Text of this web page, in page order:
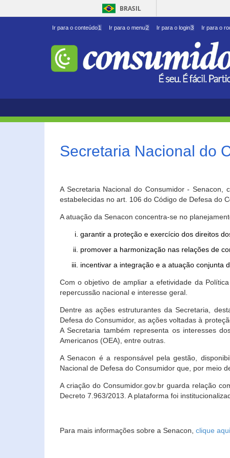
BRASIL
Ir para o conteúdo1 Ir para o menu2 Ir para o login3 Ir para o
Secretaria Nacional do
A Secretaria Nacional do Consumidor -
estabelecidas no art. 106 do Código de Defesa do
A atuação da Senacon concentra-se no
garantir a proteção e exercício dos direitos
promover a harmonização nas relações de
incentivar a integração e a atuação conjunta
Com o objetivo de ampliar a efetividade da
repercussão nacional e interesse geral.
Dentre as ações estruturantes da Secretaria,
Defesa do Consumidor, as ações voltadas à
A Secretaria também representa os interesses
Americanos (OEA), entre outras.
A Senacon é a responsável pela gestão,
Nacional de Defesa do Consumidor que, por meio
A criação do Consumidor.gov.br guarda relação
Decreto 7.963/2013. A plataforma foi
Para mais informações sobre a Senacon, clique aqui